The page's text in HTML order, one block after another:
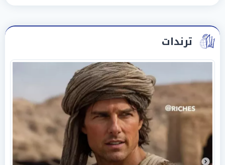
ترندات